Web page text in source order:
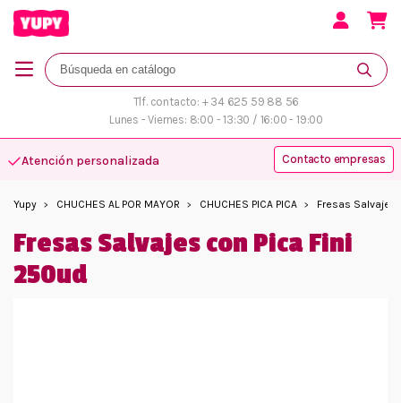
Tlf. contacto: + 34 625 59 88 56
Lunes - Viernes: 8:00 - 13:30 / 16:00 - 19:00
Atención personalizada Contacto empresas
Yupy CHUCHES AL POR MAYOR CHUCHES PICA PICA Fresas Salvajes
Fresas Salvajes con Pica Fini
250ud